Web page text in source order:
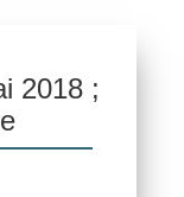
2018 ;